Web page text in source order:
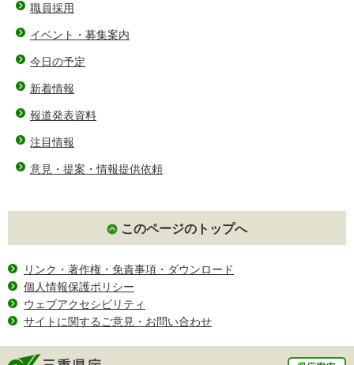
職員採用
イベント・募集案内
今日の予定
新着情報
報道発表資料
注目情報
意見・提案・情報提供依頼
このページのトップへ
リンク・著作権・免責事項・ダウンロード
個人情報保護ポリシー
ウェブアクセシビリティ
サイトに関するご意見・お問い合わせ